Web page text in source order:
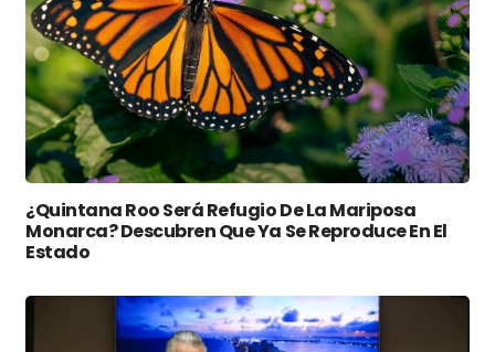
¿Quintana Roo Será Refugio De La Mariposa
Monarca? Descubren Que Ya Se Reproduce En El
Estado